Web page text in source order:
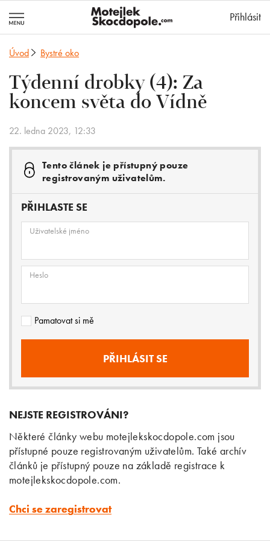
Přihlásit
Úvod Bystré oko
Týdenní drobky (4): Za
koncem světa do Vídně
22. ledna 2023, 12:33
Tento článek je přístupný pouze
registrovaným uživatelům.
PŘIHLASTE SE
Uživatelské jméno
Heslo
Pamatovat si mě
NEJSTE REGISTROVÁNI?
Některé články webu motejlekskocdopole.com jsou
přístupné pouze registrovaným uživatelům. Také archív
článků je přístupný pouze na základě registrace k
motejlekskocdopole.com.
Chci se zaregistrovat